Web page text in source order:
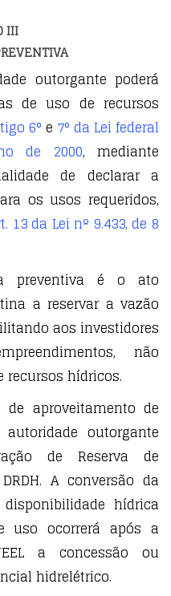
III
outorgante poderá
de uso de recursos
6° e 7° da Lei federal
de 2000, mediante
de declarar a
os usos requeridos,
13 da Lei nº 9.433, de 8
preventiva é o ato
a reservar a vazão
aos investidores
não
recursos hídricos.
aproveitamento de
outorgante
de Reserva de
A conversão da
hídrica
uso ocorrerá após a
a concessão ou
hidrelétrico.